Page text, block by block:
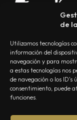
de
Utilizamos tecnologías
información del
navegación y para
a estas tecnologías nos
de navegación o los ID's
consentimiento, puede
funciones.
NOSOTROS